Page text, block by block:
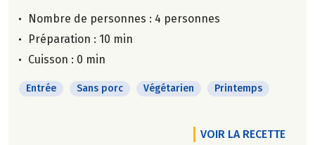
Nombre de personnes : 4 personnes
Préparation : 10 min
Cuisson : 0 min
Entrée Sans porc Végétarien Printemps
VOIR LA RECETTE